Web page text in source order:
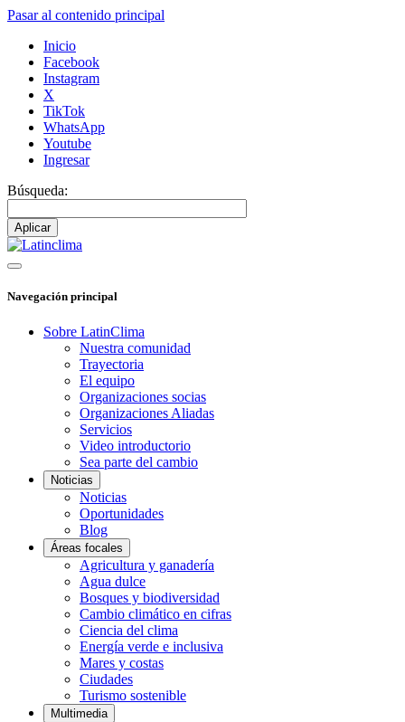
Pasar al contenido principal
Inicio
Facebook
Instagram
X
TikTok
WhatsApp
Youtube
Ingresar
Búsqueda:
Navegación principal
Sobre LatinClima
Nuestra comunidad
Trayectoria
El equipo
Organizaciones socias
Organizaciones Aliadas
Servicios
Video introductorio
Sea parte del cambio
Noticias
Noticias
Oportunidades
Blog
Áreas focales
Agricultura y ganadería
Agua dulce
Bosques y biodiversidad
Cambio climático en cifras
Ciencia del clima
Energía verde e inclusiva
Mares y costas
Ciudades
Turismo sostenible
Multimedia